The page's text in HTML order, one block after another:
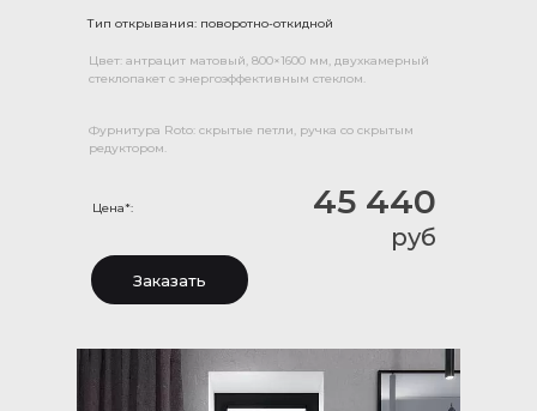
45 440
руб
Тип открывания: поворотно-откидной
Цвет: антрацит матовый, 800×1600 мм, двухкамерный
стеклопакет с энергоэффективным стеклом.
Фурнитура Roto: скрытые петли, ручка со скрытым
редуктором.
Цена*:
Заказать